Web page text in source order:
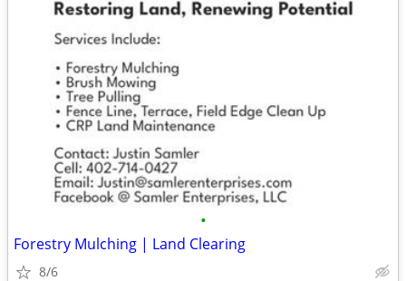
•
Forestry Mulching | Land Clearing
8/6